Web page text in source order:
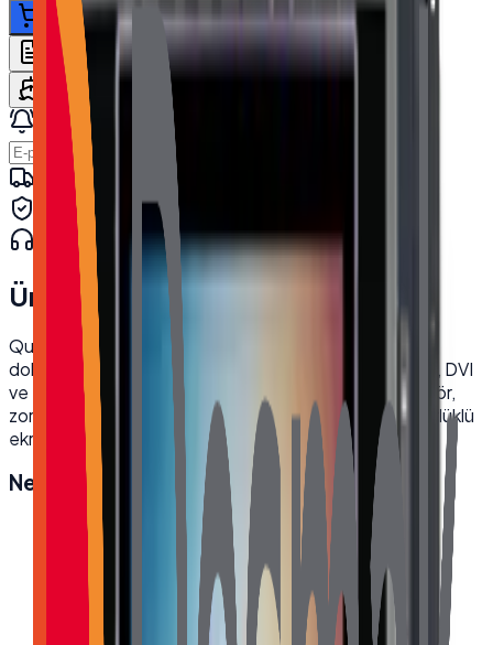
Sepete ekle
Teklif İste Karşılaştır WhatsApp'tan Sor
Kargo Dahil Fiyat Hesapla
Stok gelince haber ver
Hızlı kargo · kurumsal teslimat
Orijinal ürün · garanti
Kurumsal teknik destek· 0850 550 15 15
Ürün Açıklaması
Quanmax TCH-1850M 18.5 inç Full HD endüstriyel
dokunmatik monitör ile verimliliğinizi artırın. VGA, HDMI, DVI
ve USB bağlantı seçenekleri sunan bu dayanıklı monitör,
zorlu endüstriyel ortamlar için idealdir. Yüksek çözünürlüklü
ekranı sayesinde net ve keskin görüntüler elde edin.
Neden Desmak
Orijinal, garantili ürün
Hızlı ve güvenli kargo
Satış öncesi/sonrası teknik destek
Kurumsal fatura · bayi fiyatları